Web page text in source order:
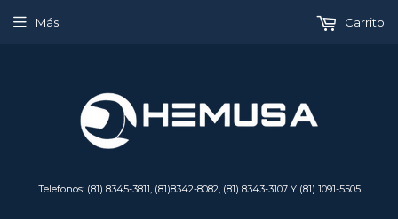
Telefonos: (81) 8345-3811, (81)8342-8082, (81) 8343-3107 Y (81) 1091-5505
Más Carrito